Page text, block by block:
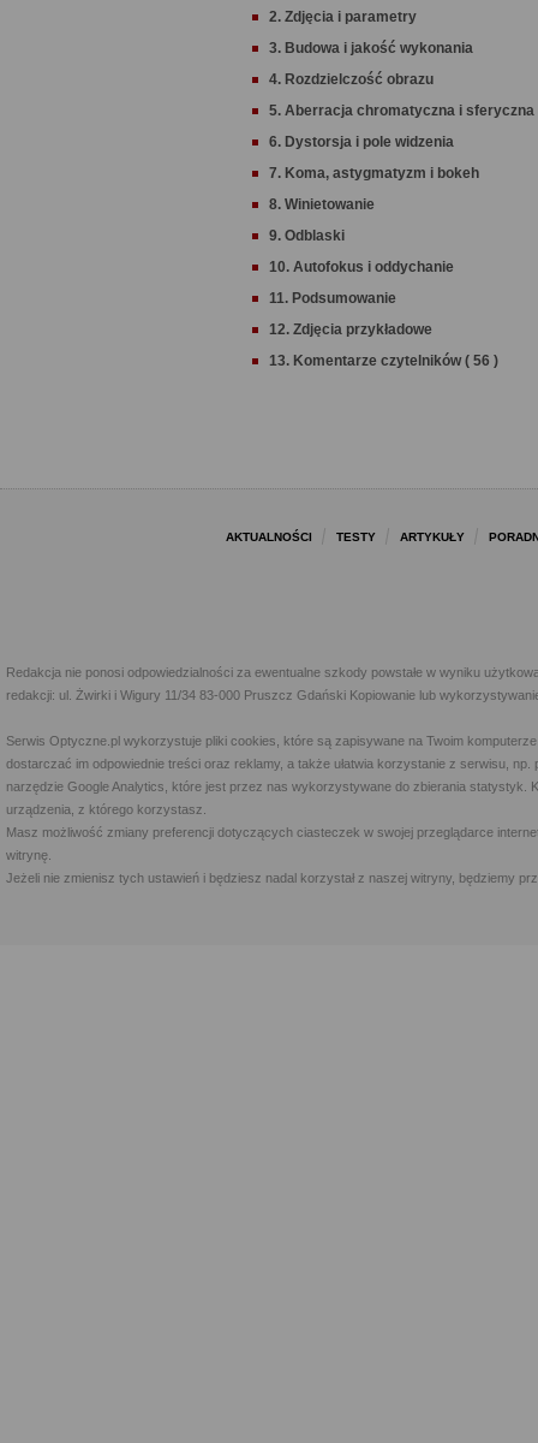
2. Zdjęcia i parametry
3. Budowa i jakość wykonania
4. Rozdzielczość obrazu
5. Aberracja chromatyczna i sferyczna
6. Dystorsja i pole widzenia
7. Koma, astygmatyzm i bokeh
8. Winietowanie
9. Odblaski
10. Autofokus i oddychanie
11. Podsumowanie
12. Zdjęcia przykładowe
13. Komentarze czytelników ( 56 )
AKTUALNOŚCI TESTY ARTYKUŁY
Redakcja nie ponosi odpowiedzialności za ewentualne szkody powstałe w wyniku
redakcji: ul. Żwirki i Wigury 11/34 83-000 Pruszcz Gdański Kopiowanie lub
Serwis Optyczne.pl wykorzystuje pliki cookies, które są zapisywane na Twoim
dostarczać im odpowiednie treści oraz reklamy, a także ułatwia korzystanie z serwisu,
narzędzie Google Analytics, które jest przez nas wykorzystywane do zbierania statystyk.
urządzenia, z którego korzystasz.
Masz możliwość zmiany preferencji dotyczących ciasteczek w swojej przeglądarce
witrynę.
Jeżeli nie zmienisz tych ustawień i będziesz nadal korzystał z naszej witryny, będziemy